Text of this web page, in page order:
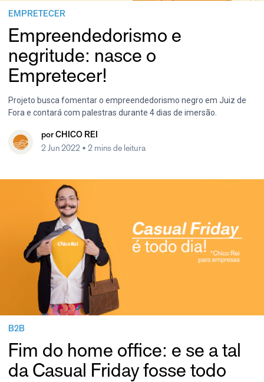
EMPRETECER
Empreendedorismo e
negritude: nasce o
Empretecer!
Projeto busca fomentar o empreendedorismo negro em Juiz de
Fora e contará com palestras durante 4 dias de imersão.
por CHICO REI
2 Jun 2022 • 2 mins de leitura
B2B
Fim do home office: e se a tal
da Casual Friday fosse todo